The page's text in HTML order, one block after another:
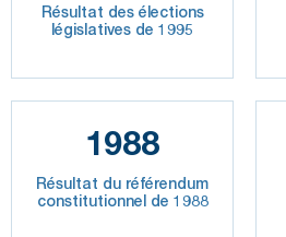
Résultat des élections
législatives de 1995
1988
Résultat du référendum
constitutionnel de 1988